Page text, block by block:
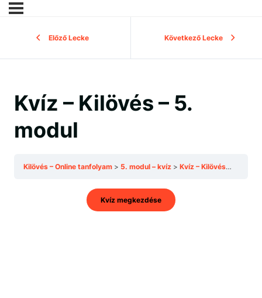
Előző Lecke Következő Lecke
Kvíz – Kilövés – 5.
modul
Kilövés – Online tanfolyam 5. modul – kvíz Kvíz – Kilövés – 5. modul